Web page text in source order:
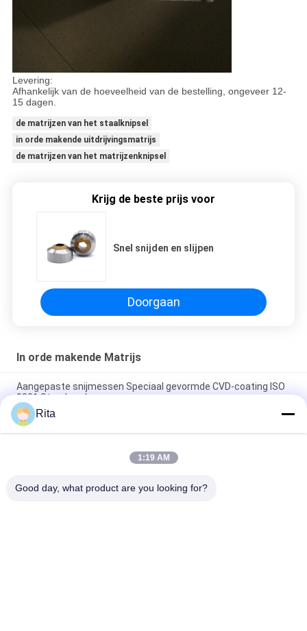
Levering:
Afhankelijk van de hoeveelheid van de bestelling, ongeveer 12-
15 dagen.
de matrijzen van het staalknipsel
in orde makende uitdrijvingsmatrijs
de matrijzen van het matrijzenknipsel
Krijg de beste prijs voor
Snel snijden en slijpen
Doorgaan
In orde makende Matrijs
Aangepaste snijmessen Speciaal gevormde CVD-coating ISO
9001 Standaard
M35 M42 Snij- en Afwerkstempels, Maatwerk Ponsstempel
met Zeshoekige Vorm
Zeskantboutkop trimmatrijs spiegelpolijsten voor en na
Rita
1:19 AM
Good day, what product are you looking for?